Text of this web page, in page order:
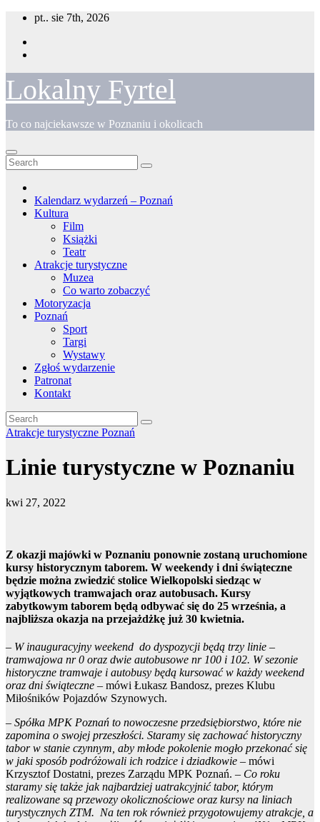
Skip
content
pt.. sie 7th, 2026
Lokalny Fyrtel
To co najciekawsze w Poznaniu i okolicach
Kalendarz wydarzeń – Poznań
Kultura
Film
Książki
Teatr
Atrakcje turystyczne
Muzea
Co warto zobaczyć
Motoryzacja
Poznań
Sport
Targi
Wystawy
Zgłoś wydarzenie
Patronat
Kontakt
Atrakcje turystyczne Poznań
Linie turystyczne w Poznaniu
kwi 27, 2022
Z okazji majówki w Poznaniu ponownie zostaną uruchomione
kursy historycznym taborem. W weekendy i dni świąteczne
będzie można zwiedzić stolice Wielkopolski siedząc w
wyjątkowych tramwajach oraz autobusach. Kursy
zabytkowym taborem będą odbywać się do 25 września, a
najbliższa okazja na przejażdżkę już 30 kwietnia.
– W inauguracyjny weekend do dyspozycji będą trzy linie –
tramwajowa nr 0 oraz dwie autobusowe nr 100 i 102. W sezonie
historyczne tramwaje i autobusy będą kursować w każdy weekend
oraz dni świąteczne – mówi Łukasz Bandosz, prezes Klubu
Miłośników Pojazdów Szynowych.
– Spółka MPK Poznań to nowoczesne przedsiębiorstwo, które nie
zapomina o swojej przeszłości. Staramy się zachować historyczny
tabor w stanie czynnym, aby młode pokolenie mogło przekonać się
w jaki sposób podróżowali ich rodzice i dziadkowie – mówi
Krzysztof Dostatni, prezes Zarządu MPK Poznań. – Co roku
staramy się także jak najbardziej uatrakcyjnić tabor, którym
realizowane są przewozy okolicznościowe oraz kursy na liniach
turystycznych ZTM. Na ten rok również przygotowujemy atrakcje, a